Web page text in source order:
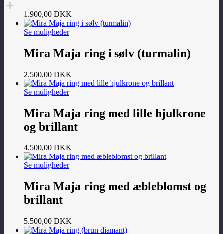
1.900,00 DKK
Se muligheder
Mira Maja ring i sølv (turmalin)
2.500,00 DKK
Se muligheder
Mira Maja ring med lille hjulkrone
og brillant
4.500,00 DKK
Se muligheder
Mira Maja ring med æbleblomst og
brillant
5.500,00 DKK